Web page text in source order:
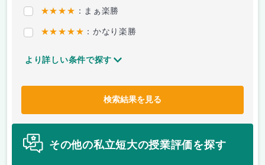
★★★★ ：まぁ楽勝
★★★★★ ：かなり楽勝
より詳しい条件で探す
検索結果を見る
その他の私立短大の授業評価を探す